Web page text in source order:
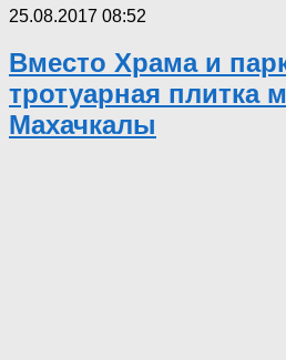
25.08.2017 08:52
Вместо Храма и
тротуарная плитка
Махачкалы